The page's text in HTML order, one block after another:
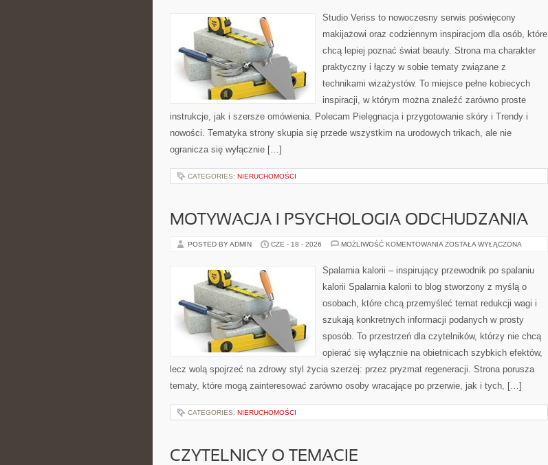
Studio Veriss to nowoczesny serwis poświęcony
makijażowi oraz codziennym inspiracjom dla osób, które
chcą lepiej poznać świat beauty. Strona ma charakter
praktyczny i łączy w sobie tematy związane z
technikami wizażystów. To miejsce pełne kobiecych
inspiracji, w którym można znaleźć zarówno proste
instrukcje, jak i szersze omówienia. Polecam Pielęgnacja i przygotowanie skóry i Trendy i
nowości. Tematyka strony skupia się przede wszystkim na urodowych trikach, ale nie
ogranicza się wyłącznie […]
CATEGORIES: NIERUCHOMOŚCI
MOTYWACJA I PSYCHOLOGIA ODCHUDZANIA
POSTED BY ADMIN CZE - 18 - 2026 MOŻLIWOŚĆ KOMENTOWANIA MOTYWACJA
ODCHUDZANIA
ZOSTAŁA WYŁĄCZONA
Spalarnia kalorii – inspirujący przewodnik po spalaniu
kalorii Spalarnia kalorii to blog stworzony z myślą o
osobach, które chcą przemyśleć temat redukcji wagi i
szukają konkretnych informacji podanych w prosty
sposób. To przestrzeń dla czytelników, którzy nie chcą
opierać się wyłącznie na obietnicach szybkich efektów,
lecz wolą spojrzeć na zdrowy styl życia szerzej: przez pryzmat regeneracji. Strona porusza
tematy, które mogą zainteresować zarówno osoby wracające po przerwie, jak i tych, […]
CATEGORIES: NIERUCHOMOŚCI
CZYTELNICY O TEMACIE